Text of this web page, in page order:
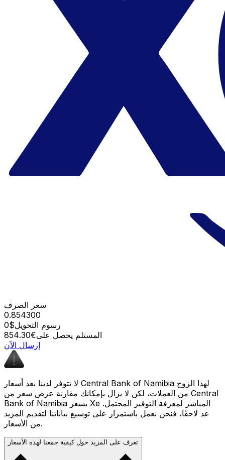
سعر الصرف
0.854300
رسوم التحويل$0
المستلم يحصل على€854.30
إرسال الآن
لا تتوفر لدينا بعد أسعار Central Bank of Namibia لهذا الزوج
من العملات، لكن لا يزال بإمكانك مقارنة عرض سعر من Central
Bank of Namibia بسعر Xe المباشر لمعرفة التوفير المحتمل.
عد لاحقًا، فنحن نعمل باستمرار على توسيع بياناتنا لتقديم المزيد
من الأسعار.
تعرف على المزيد حول كيفية جمعنا لهذه الأسعار